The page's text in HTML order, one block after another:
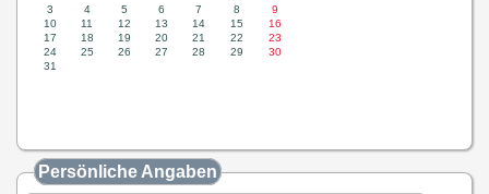
Persönliche Angaben